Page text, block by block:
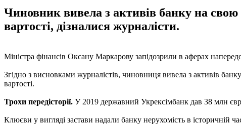
Чиновник вивела з активів банку на свою
вартості, дізналися журналісти.
Міністра фінансів Оксану Маркарову запідозрили в аферах
Згідно з висновками журналістів, чиновниця вивела з активів
вартості.
Трохи передісторії. У 2019 державний Укрексімбанк дав 38 млн
Клюєви у вигляді застави надали банку нерухомість в історичній